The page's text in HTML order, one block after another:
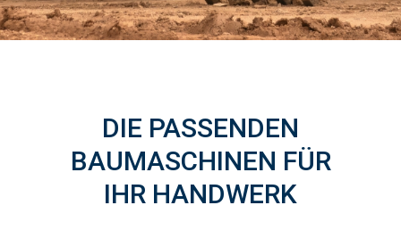
DIE PASSENDEN
BAUMASCHINEN FÜR
IHR HANDWERK